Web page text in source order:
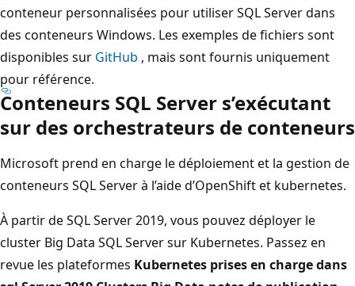
conteneur personnalisées pour utiliser SQL Server dans
des conteneurs Windows. Les exemples de fichiers sont
disponibles sur GitHub , mais sont fournis uniquement
pour référence.
Conteneurs SQL Server s’exécutant
sur des orchestrateurs de conteneurs
Microsoft prend en charge le déploiement et la gestion de
conteneurs SQL Server à l’aide d’OpenShift et kubernetes.
À partir de SQL Server 2019, vous pouvez déployer le
cluster Big Data SQL Server sur Kubernetes. Passez en
revue les plateformes Kubernetes prises en charge dans